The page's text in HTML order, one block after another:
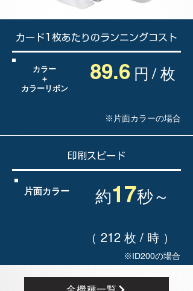
カード1枚あたりのランニングコスト
カラー
+
カラーリボン
89.6 円/ 枚
※片面カラーの場合
​印刷スピード
片面カラー 約17秒～
（ 212 枚 / 時 ）
※ID200の場合